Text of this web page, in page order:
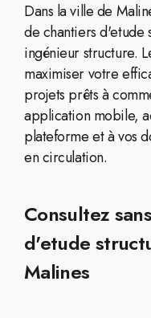
Dans la ville de
de chantiers d'etude
ingénieur structure.
maximiser votre
projets prêts à
application mobile,
plateforme et à vos
en circulation.
Consultez
d'etude
Malines